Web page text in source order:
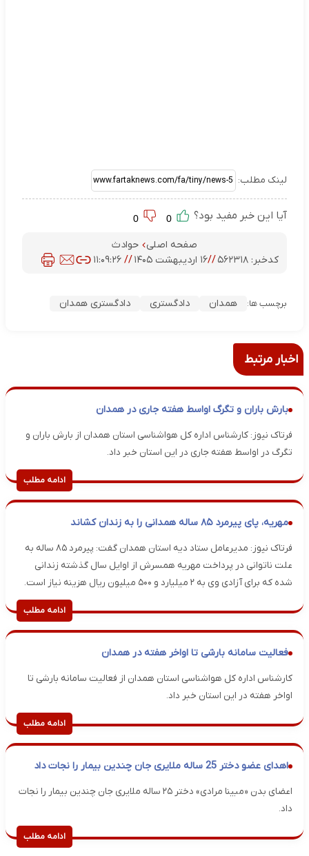
لینک مطلب:
آیا این خبر مفید بود؟
صفحه اصلی
حوادث
کدخبر:۵۶۲۳۱۸ //۱۶ اردیبهشت ۱۴۰۵ //۱۱:۰۹:۲۶
برچسب ها: همدان دادگستری دادگستری همدان
اخبار مرتبط
بارش باران و تگرگ اواسط هفته جاری در همدان
فرتاک نیوز: کارشناس اداره کل هواشناسی استان همدان از بارش باران و
تگرگ در اواسط هفته جاری در این استان خبر داد.
ادامه مطلب
مهریه، پای پیرمرد ۸۵ ساله همدانی را به زندان کشاند
فرتاک نیوز: مدیرعامل ستاد دیه استان همدان گفت: پیرمرد ۸۵ ساله به
علت ناتوانی در پرداخت مهریه همسرش از اوایل سال گذشته زندانی
شده که برای آزادی وی به ۲ میلیارد و ۵۰۰ میلیون ریال هزینه نیاز است.
ادامه مطلب
فعالیت سامانه بارشی تا اواخر هفته در همدان
کارشناس اداره کل هواشناسی استان همدان از فعالیت سامانه بارشی تا
اواخر هفته در این استان خبر داد.
ادامه مطلب
اهدای عضو دختر 25 ساله ملایری جان چندین بیمار را نجات داد
اعضای بدن «مبینا مرادی» دختر ۲۵ ساله ملایری جان چندین بیمار را نجات
داد.
ادامه مطلب